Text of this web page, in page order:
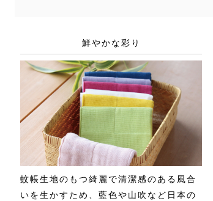
鮮やかな彩り
蚊帳生地のもつ綺麗で清潔感のある風合
いを生かすため、藍色や山吹など日本の